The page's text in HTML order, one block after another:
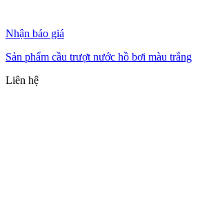
Nhận báo giá
Sản phẩm cầu trượt nước hồ bơi màu trắng
Liên hệ